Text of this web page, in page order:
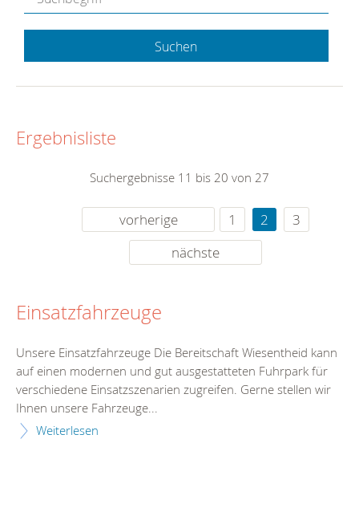
Suchen
Ergebnisliste
Suchergebnisse 11 bis 20 von 27
vorherige 1 2
3
nächste
Einsatzfahrzeuge
Unsere Einsatzfahrzeuge Die Bereitschaft Wiesentheid kann
auf einen modernen und gut ausgestatteten Fuhrpark für
verschiedene Einsatzszenarien zugreifen. Gerne stellen wir
Ihnen unsere Fahrzeuge...
Weiterlesen